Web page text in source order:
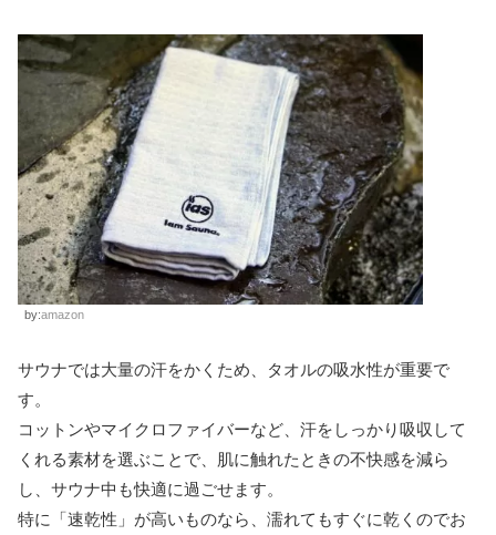
by:amazon
サウナでは大量の汗をかくため、タオルの吸水性が重要で
す。
コットンやマイクロファイバーなど、汗をしっかり吸収して
くれる素材を選ぶことで、肌に触れたときの不快感を減ら
し、サウナ中も快適に過ごせます。
特に「速乾性」が高いものなら、濡れてもすぐに乾くのでお